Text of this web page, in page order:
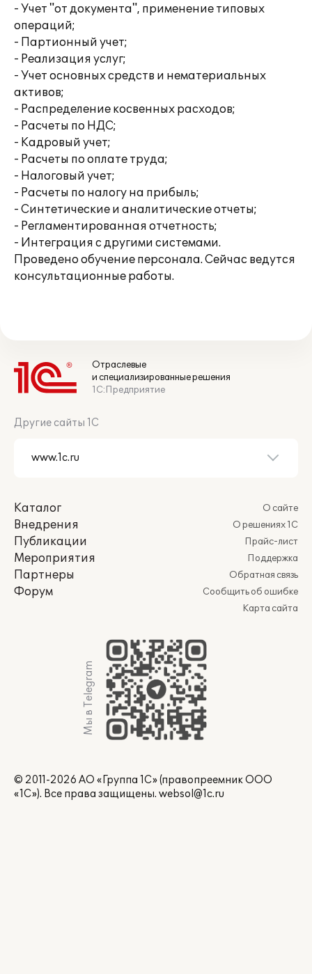
- Учет "от документа", применение типовых
операций;
- Партионный учет;
- Реализация услуг;
- Учет основных средств и нематериальных
активов;
- Распределение косвенных расходов;
- Расчеты по НДС;
- Кадровый учет;
- Расчеты по оплате труда;
- Налоговый учет;
- Расчеты по налогу на прибыль;
- Синтетические и аналитические отчеты;
- Регламентированная отчетность;
- Интеграция с другими системами.
Проведено обучение персонала. Сейчас ведутся
консультационные работы.
Отраслевые
и специализированные решения
1С:Предприятие
Другие сайты 1С
Каталог
Внедрения
Публикации
Мероприятия
Партнеры
Форум
О сайте
О решениях 1С
Прайс-лист
Поддержка
Обратная связь
Сообщить об ошибке
Карта сайта
Мы в Telegram
© 2011-2026 АО «Группа 1С» (правопреемник ООО
«1С»). Все права защищены. websol@1c.ru